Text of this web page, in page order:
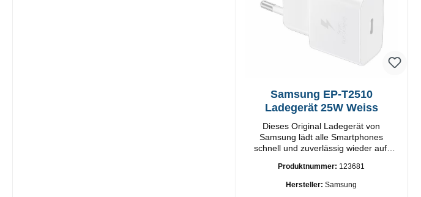
Samsung EP-T2510
Ladegerät 25W Weiss
Dieses Original Ladegerät von
Samsung lädt alle Smartphones
schnell und zuverlässig wieder auf.
Hochwertige Verarbeitung Anschlüsse:
USB-C Output: 25W Farbe: Weiss
Produktnummer: 123681
Hersteller:Samsung